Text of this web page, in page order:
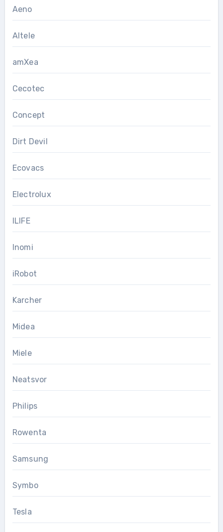
Aeno
Altele
amXea
Cecotec
Concept
Dirt Devil
Ecovacs
Electrolux
ILIFE
Inomi
iRobot
Karcher
Midea
Miele
Neatsvor
Philips
Rowenta
Samsung
Symbo
Tesla